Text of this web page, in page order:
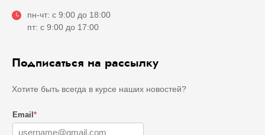
пн-чт: с 9:00 до 18:00
пт: с 9:00 до 17:00
Подписаться на рассылку
Хотите быть всегда в курсе наших новостей?
Email*